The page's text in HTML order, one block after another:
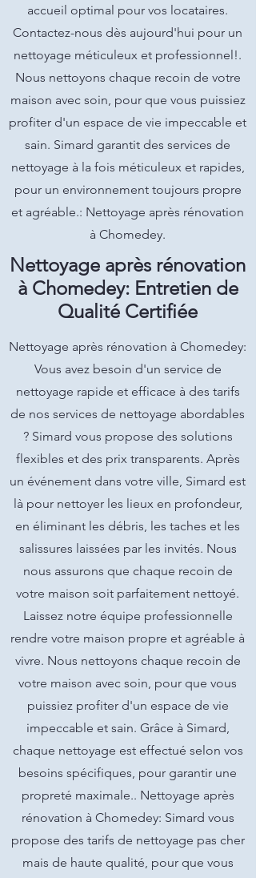
accueil optimal pour vos locataires.
Contactez-nous dès aujourd'hui pour un
nettoyage méticuleux et professionnel!.
Nous nettoyons chaque recoin de votre
maison avec soin, pour que vous puissiez
profiter d'un espace de vie impeccable et
sain. Simard garantit des services de
nettoyage à la fois méticuleux et rapides,
pour un environnement toujours propre
et agréable.: Nettoyage après rénovation
à Chomedey.
Nettoyage après rénovation
à Chomedey: Entretien de
Qualité Certifiée
Nettoyage après rénovation à Chomedey:
Vous avez besoin d'un service de
nettoyage rapide et efficace à des tarifs
de nos services de nettoyage abordables
? Simard vous propose des solutions
flexibles et des prix transparents. Après
un événement dans votre ville, Simard est
là pour nettoyer les lieux en profondeur,
en éliminant les débris, les taches et les
salissures laissées par les invités. Nous
nous assurons que chaque recoin de
votre maison soit parfaitement nettoyé.
Laissez notre équipe professionnelle
rendre votre maison propre et agréable à
vivre. Nous nettoyons chaque recoin de
votre maison avec soin, pour que vous
puissiez profiter d'un espace de vie
impeccable et sain. Grâce à Simard,
chaque nettoyage est effectué selon vos
besoins spécifiques, pour garantir une
propreté maximale.. Nettoyage après
rénovation à Chomedey: Simard vous
propose des tarifs de nettoyage pas cher
mais de haute qualité, pour que vous